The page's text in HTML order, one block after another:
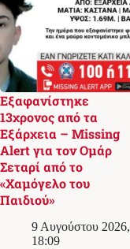
Εξαφανίστηκε
13χρονος από τα
Εξάρχεια – Missing
Alert για τον Ομάρ
Σεταρί από το
«Χαμόγελο του
Παιδιού»
9 Αυγούστου 2026,
18:09